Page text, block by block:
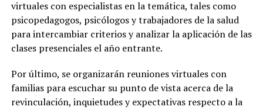
virtuales con especialistas en la temática, tales como
psicopedagogos, psicólogos y trabajadores de la salud
para intercambiar criterios y analizar la aplicación de las
clases presenciales el año entrante.
Por último, se organizarán reuniones virtuales con
familias para escuchar su punto de vista acerca de la
revinculación, inquietudes y expectativas respecto a la